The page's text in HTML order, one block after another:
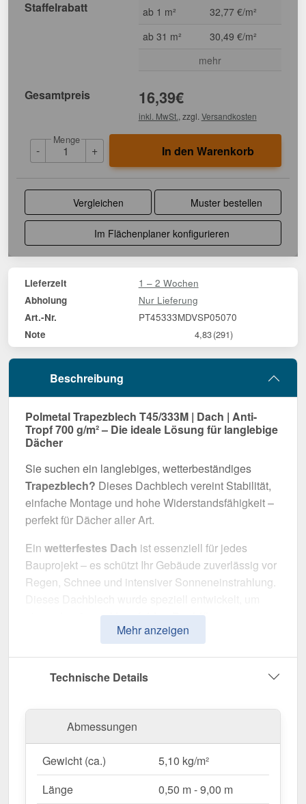
Staffelrabatt
ab 1 m²
32,77 €/m²
ab 31 m²
30,49 €/m²
mehr
Gesamtpreis 16,39€
inkl. MwSt. , zzgl. Versandkosten
-
Menge
+ In den Warenkorb
Vergleichen Muster bestellen
Im Flächenplaner konfigurieren
Lieferzeit 1 – 2 Wochen
Abholung Nur Lieferung
Art.-Nr. PT45333MDVSP05070
Note 4,83(291)
Beschreibung
Polmetal Trapezblech T45/333M | Dach | Anti-
Tropf 700 g/m² – Die ideale Lösung für langlebige
Dächer
Sie suchen ein langlebiges, wetterbeständiges
Trapezblech? Dieses Dachblech vereint Stabilität,
einfache Montage und hohe Widerstandsfähigkeit –
perfekt für Dächer aller Art.
Ein wetterfestes Dach ist essenziell für jedes
Bauprojekt – es schützt Ihr Gebäude zuverlässig vor
Regen, Schnee und intensiver Sonneneinstrahlung.
robuste und langlebige Dachlösung
bieten. Es überzeugt durch einfache Montage, hohe
0,50 mm, sorgt es für eine robuste Dachlösung. Die
Plattenbreite von 1,06 m
Nutzbreite von 1,00 mermöglichen eine schnelle
und effiziente Verlegung. Dank der25 µm Polyester
Material dauerhaft gegen Korrosion geschützt,
Mehr anzeigen
Technische Details
Abmessungen
Gewicht (ca.)
5,10 kg/m²
Länge
0,50 m - 9,00 m